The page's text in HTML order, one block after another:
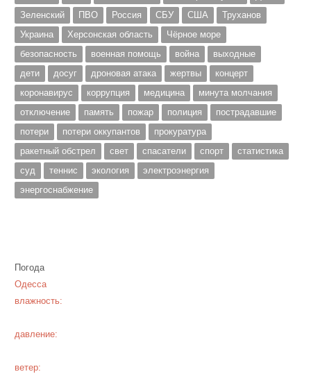
Зеленский
ПВО Россия СБУ США
Труханов
Украина
Херсонская область
Чёрное море
безопасность
военная помощь война
выходные
дети
досуг дроновая атака жертвы
концерт
коронавирус
коррупция медицина
минута молчания
отключение
память пожар полиция
пострадавшие
потери
потери оккупантов
прокуратура
ракетный обстрел
свет спасатели спорт
статистика
суд
теннис экология
электроэнергия
энергоснабжение
Погода
Одесса
влажность:
давление:
ветер: